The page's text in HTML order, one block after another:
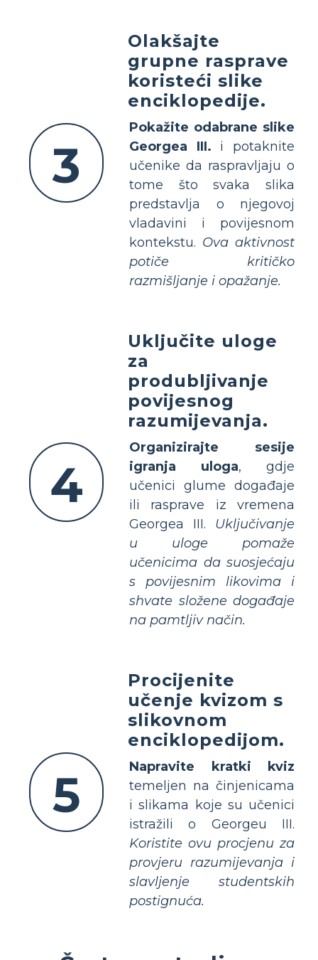
3
Olakšajte
grupne rasprave
koristeći slike
enciklopedije.
Pokažite odabrane slike
Georgea III. i potaknite
učenike da raspravljaju o
tome što svaka slika
predstavlja o njegovoj
vladavini i povijesnom
kontekstu. Ova aktivnost
potiče kritičko
razmišljanje i opažanje.
4
Uključite uloge
za
produbljivanje
povijesnog
razumijevanja.
Organizirajte sesije
igranja uloga, gdje
učenici glume događaje
ili rasprave iz vremena
Georgea III. Uključivanje
u uloge pomaže
učenicima da suosjećaju
s povijesnim likovima i
shvate složene događaje
na pamtljiv način.
5
Procijenite
učenje kvizom s
slikovnom
enciklopedijom.
Napravite kratki kviz
temeljen na činjenicama
i slikama koje su učenici
istražili o Georgeu III.
Koristite ovu procjenu za
provjeru razumijevanja i
slavljenje studentskih
postignuća.